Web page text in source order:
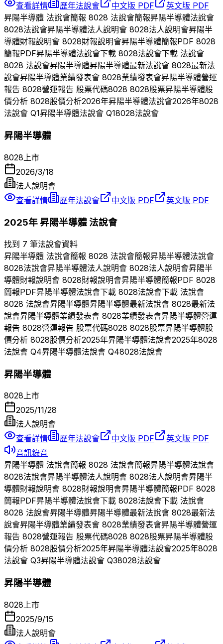
查看詳情
歷年法說會 中文版 PDF
英文版 PDF
昇陽半導體 法說會簡報 8028 法說會簡報昇陽半導體法說會
8028法說會昇陽半導體法人說明會 8028法人說明會昇陽半
導體財報說明會 8028財報說明會昇陽半導體簡報PDF 8028
簡報PDF昇陽半導體法說會下載 8028法說會下載 法說會
8028 法說會昇陽半導體昇陽半導體最新法說會 8028最新法
說會昇陽半導體業績發表會 8028業績發表會昇陽半導體營運
報告 8028營運報告 股票代碼8028 8028股票昇陽半導體股
價分析 8028股價分析2026年昇陽半導體法說會2026年8028
法說會 Q1昇陽半導體法說會 Q18028法說會
昇陽半導體
8028 上市
2026/3/18
法人說明會
查看詳情
歷年法說會 中文版 PDF 英文版 PDF
2025年昇陽半導體法說會
找到 7 筆法說會資料
昇陽半導體 法說會簡報 8028 法說會簡報昇陽半導體法說會
8028法說會昇陽半導體法人說明會 8028法人說明會昇陽半
導體財報說明會 8028財報說明會昇陽半導體簡報PDF 8028
簡報PDF昇陽半導體法說會下載 8028法說會下載 法說會
8028 法說會昇陽半導體昇陽半導體最新法說會 8028最新法
說會昇陽半導體業績發表會 8028業績發表會昇陽半導體營運
報告 8028營運報告 股票代碼8028 8028股票昇陽半導體股
價分析 8028股價分析2025年昇陽半導體法說會2025年8028
法說會 Q4昇陽半導體法說會 Q48028法說會
昇陽半導體
8028上市
2025/11/28
法人說明會
查看詳情
歷年法說會 中文版 PDF
英文版 PDF
音訊錄音
昇陽半導體 法說會簡報 8028 法說會簡報昇陽半導體法說會
8028法說會昇陽半導體法人說明會 8028法人說明會昇陽半
導體財報說明會 8028財報說明會昇陽半導體簡報PDF 8028
簡報PDF昇陽半導體法說會下載 8028法說會下載 法說會
8028 法說會昇陽半導體昇陽半導體最新法說會 8028最新法
說會昇陽半導體業績發表會 8028業績發表會昇陽半導體營運
報告 8028營運報告 股票代碼8028 8028股票昇陽半導體股
價分析 8028股價分析2025年昇陽半導體法說會2025年8028
法說會 Q3昇陽半導體法說會 Q38028法說會
昇陽半導體
8028 上市
2025/9/15
法人說明會